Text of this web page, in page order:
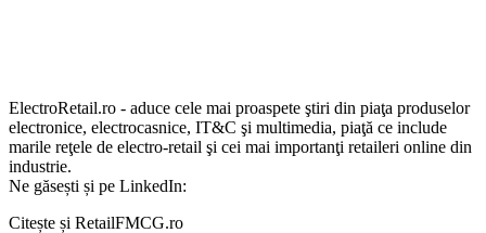
ElectroRetail.ro - aduce cele mai proaspete ştiri din piaţa produselor
electronice, electrocasnice, IT&C şi multimedia, piaţă ce include
marile reţele de electro-retail şi cei mai importanţi retaileri online din
industrie.
Ne găsești și pe LinkedIn:
Citește și RetailFMCG.ro